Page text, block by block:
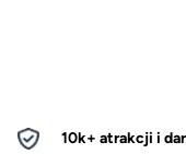
10k+ atrakcji i